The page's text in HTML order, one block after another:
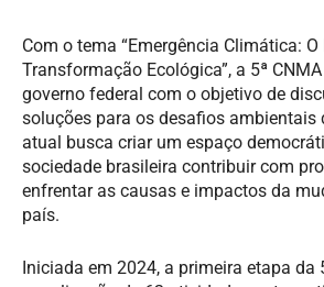
Com o tema “Emergência Climática:
Transformação Ecológica”, a 5ª
governo federal com o objetivo de
soluções para os desafios ambientais
atual busca criar um espaço
sociedade brasileira contribuir com
enfrentar as causas e impactos da
país.
Iniciada em 2024, a primeira etapa da